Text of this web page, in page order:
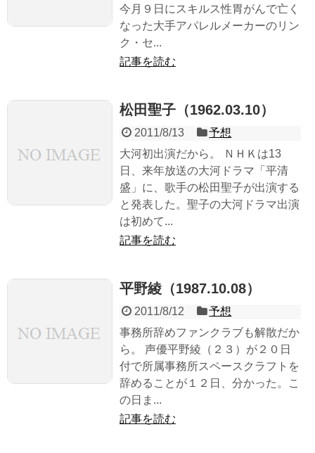
今月９日にスキルス性胃がんで亡く
なった大手アパレルメーカーのリン
ク・セ...
記事を読む
松田聖子（1962.03.10）
2011/8/13
予想
大河初出演だから。 ＮＨＫは13
日、来年放送の大河ドラマ「平清
盛」に、歌手の松田聖子が出演する
と発表した。聖子の大河ドラマ出演
は初めて...
記事を読む
平野綾（1987.10.08）
2011/8/12
予想
事務所辞めファンクラブも解散だか
ら。 声優平野綾（２３）が２０日
付で所属事務所スペースクラフトを
辞めることが１２日、分かった。こ
の日ま...
記事を読む